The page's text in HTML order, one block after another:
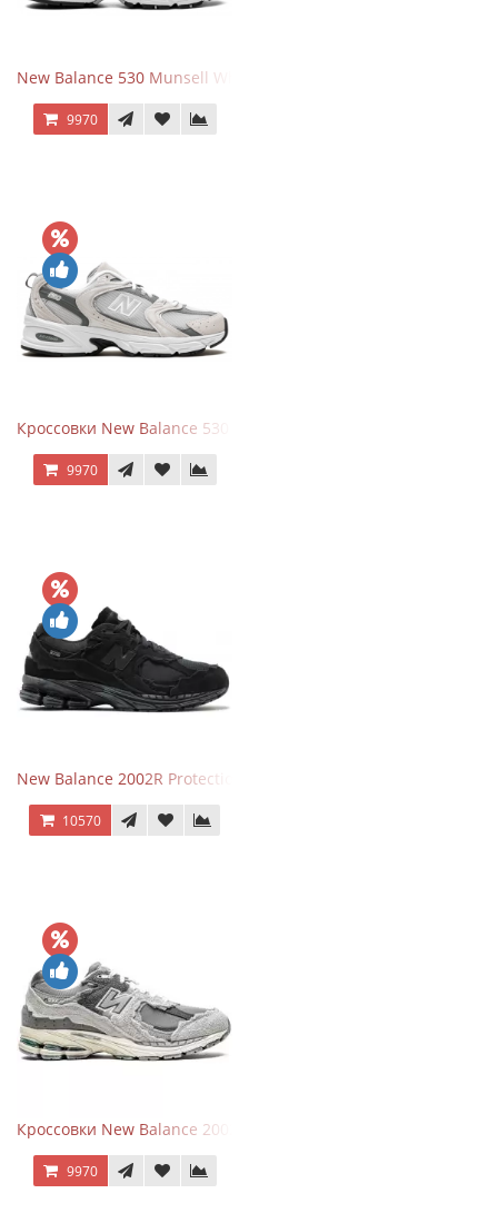
New Balance 530 Munsell White Silver
9970
Кроссовки New Balance 530 Grey Matter Harbor Grey
9970
New Balance 2002R Protection Phantom Black
10570
Кроссовки New Balance 2002R Protection Pack Grey
9970